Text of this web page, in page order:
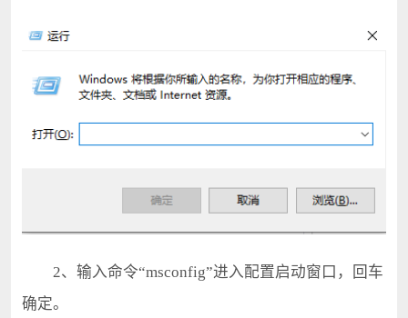
2、输入命令“msconfig”进入配置启动窗口，回车
确定。